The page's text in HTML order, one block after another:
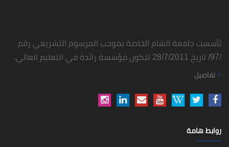
تأسست جامعة الشام الخاصة بموجب المرسوم التشريعي رقم
/97/ تاريخ 28/7/2011 لتكون مؤسسة رائدة في التعليم العالي.
تفاصيل
روابط هامة